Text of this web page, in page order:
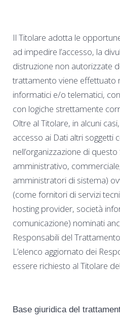
Il Titolare adotta le
ad impedire l’accesso, la
distruzione non autorizzate
trattamento viene effettuato
informatici e/o telematici,
con logiche strettamente
Oltre al Titolare, in alcuni
accesso ai Dati altri soggetti
nell’organizzazione di
amministrativo,
amministratori di sistema)
(come fornitori di servizi
hosting provider, società
comunicazione) nominati
Responsabili del
L’elenco aggiornato dei
essere richiesto al Titolare
Base giuridica del